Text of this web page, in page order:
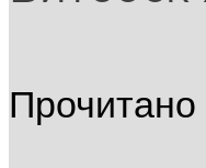
Прочитано